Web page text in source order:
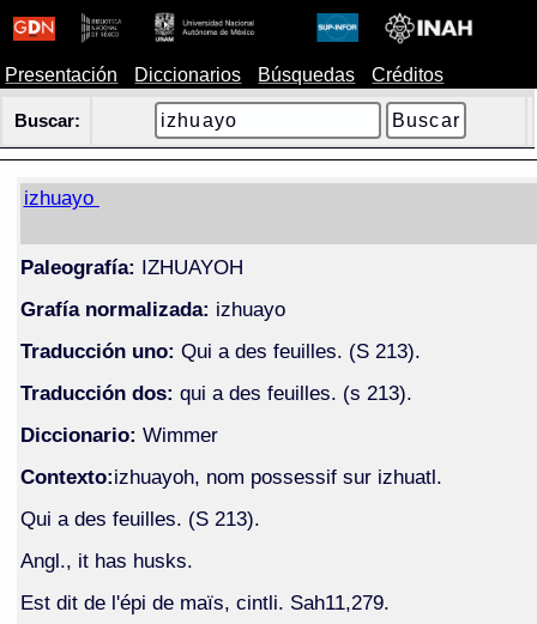
Presentación Diccionarios Búsquedas Créditos
Buscar:
izhuayo
Paleografía: IZHUAYOH
Grafía normalizada: izhuayo
Traducción uno: Qui a des feuilles. (S 213).
Traducción dos: qui a des feuilles. (s 213).
Diccionario: Wimmer
Contexto:izhuayoh, nom possessif sur izhuatl.
Qui a des feuilles. (S 213).
Angl., it has husks.
Est dit de l'épi de maïs, cintli. Sah11,279.